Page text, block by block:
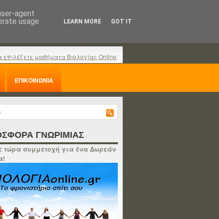
επιλέξετε μαθήματα Βιολογίας Online;
ΕΠΙΚΟΙΝΩΝΙΑ
ΓΝΩΡΙΜΙΑΣ
τώρα συμμετοχή για ένα Δωρεάν
agent
usage
LEARN MORE GOT IT